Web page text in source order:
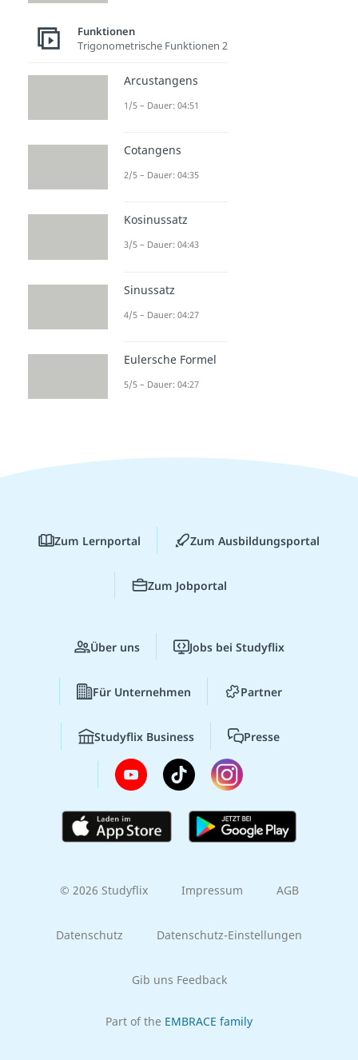
Funktionen
Trigonometrische Funktionen 2
Arcustangens
1/5 – Dauer: 04:51
Cotangens
2/5 – Dauer: 04:35
Kosinussatz
3/5 – Dauer: 04:43
Sinussatz
4/5 – Dauer: 04:27
Eulersche Formel
5/5 – Dauer: 04:27
Zum Lernportal Zum Ausbildungsportal
Zum Jobportal
Über uns Jobs bei Studyflix
Für Unternehmen Partner
Studyflix Business Presse
© 2026 Studyflix Impressum AGB
Datenschutz Datenschutz-Einstellungen
Gib uns Feedback
Part of the EMBRACE family